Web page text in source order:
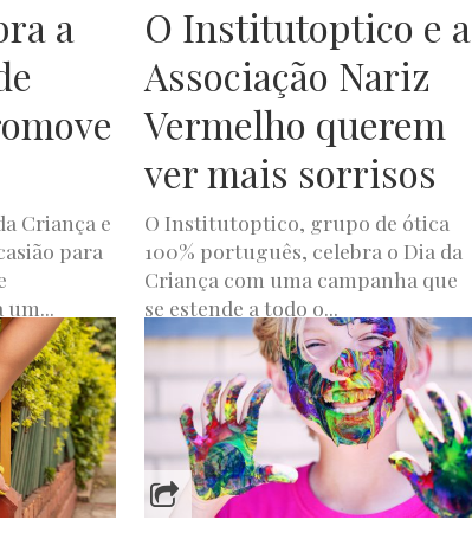
a
Criança e
para
um...
O Institutoptico e a
Associação Nariz
Vermelho querem
ver mais sorrisos
O Institutoptico, grupo de ótica
100% português, celebra o Dia da
Criança com uma campanha que
se estende a todo o...
LUXWOMAN JUNHO 1, 2022